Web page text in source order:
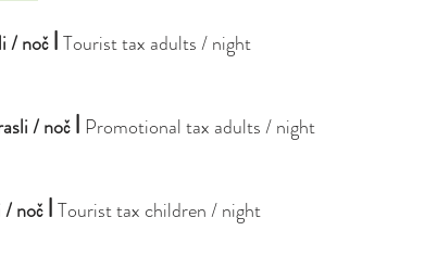
/ nočITourist tax adults / night
/ nočI Promotional tax adults / night
/ nočITourist tax children / night